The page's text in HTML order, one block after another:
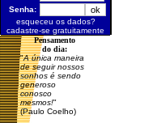
Senha:
esqueceu os dados?
cadastre-se gratuitamente
Pensamento
do dia:
"A única maneira
de seguir nossos
sonhos é sendo
generoso
conosco
mesmos!"
(Paulo Coelho)